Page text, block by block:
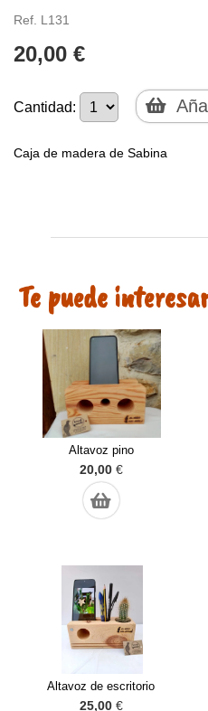
Ref. L131
20,00 €
Cantidad:
Caja de madera de Sabina
Te puede
Altavoz pino
20,00€
Altavoz de escritorio
25,00€